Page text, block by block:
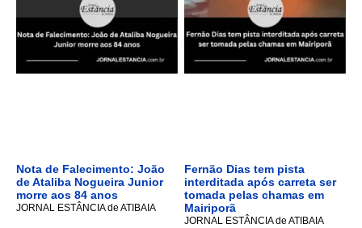
Nota de Falecimento: João
de Ataliba Nogueira Junior
morre aos 84 anos
JORNAL ESTÂNCIA de ATIBAIA
Fernão Dias tem pista
interditada após carreta ser
tomada pelas chamas em
Mairiporã
JORNAL ESTÂNCIA de ATIBAIA